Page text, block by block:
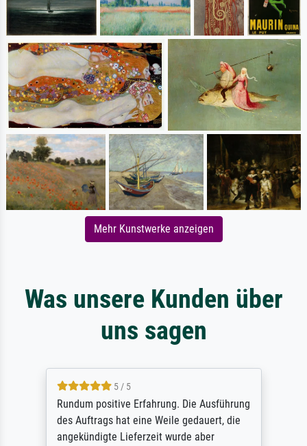
Mehr Kunstwerke anzeigen
Was unsere Kunden über
uns sagen
5 / 5
Rundum positive Erfahrung. Die Ausführung
des Auftrags hat eine Weile gedauert, die
angekündigte Lieferzeit wurde aber